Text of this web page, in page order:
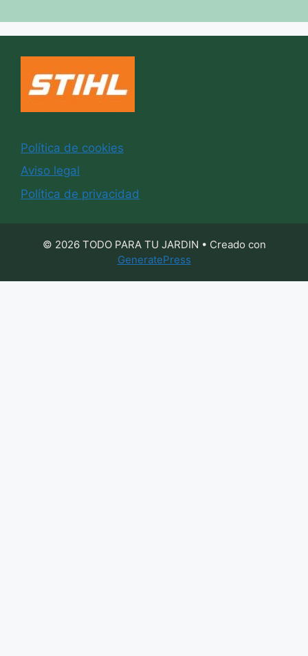
Política de cookies
Aviso legal
Política de privacidad
© 2026 TODO PARA TU JARDIN • Creado con
GeneratePress